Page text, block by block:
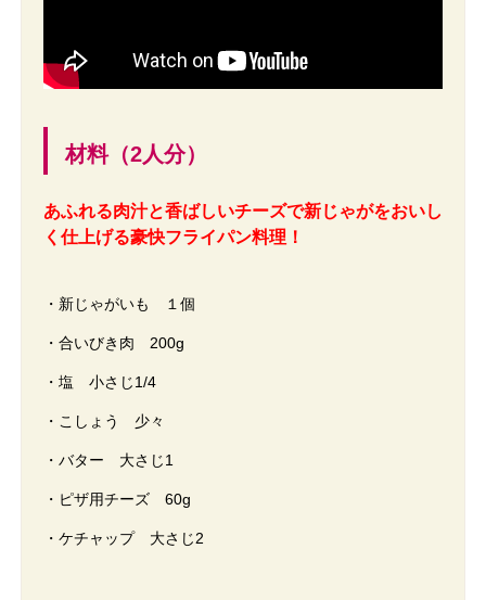
材料（2人分）
あふれる肉汁と香ばしいチーズで新じゃがをおいし
く仕上げる豪快フライパン料理！
・新じゃがいも １個
・合いびき肉 200g
・塩 小さじ1/4
・こしょう 少々
・バター 大さじ1
・ピザ用チーズ 60g
・ケチャップ 大さじ2